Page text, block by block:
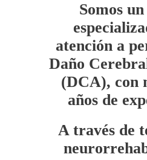
Somos
atención a
Daño
(DCA), con
años de
A través de